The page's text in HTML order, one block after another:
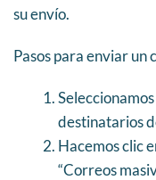
su envío.
Pasos para enviar un
destinatarios
Hacemos clic
“Correos